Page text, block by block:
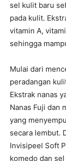
sel kulit baru
pada kulit.
vitamin A,
sehingga
Mulai dari
peradangan
Ekstrak nanas
Nanas Fuji dan
yang
secara lembut.
Invisipeel Soft
komedo dan